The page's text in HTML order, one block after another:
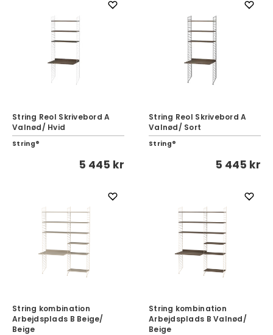
String Reol Skrivebord A
Valnød/ Hvid
String®
5 445 kr
String Reol Skrivebord A
Valnød/ Sort
String®
5 445 kr
String kombination
Arbejdsplads B Beige/
Beige
String kombination
Arbejdsplads B Valnød/
Beige